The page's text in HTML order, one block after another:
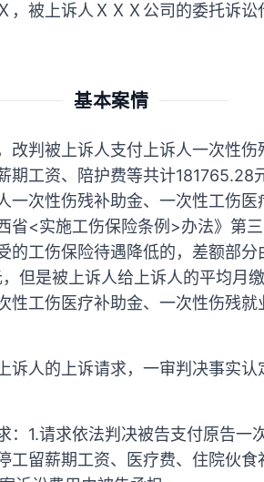
被上诉人ＸＸＸ公司的委托诉讼
基本案情
改判被上诉人支付上诉人一次性
期工资、陪护费等共计181765.28
一次性伤残补助金、一次性工伤
省<实施工伤保险条例>办法》第
的工伤保险待遇降低的，差额部
但是被上诉人给上诉人的平均月
性工伤医疗补助金、一次性伤残
诉人的上诉请求，一审判决事实
：1.请求依法判决被告支付原告一
工留薪期工资、医疗费、住院伙